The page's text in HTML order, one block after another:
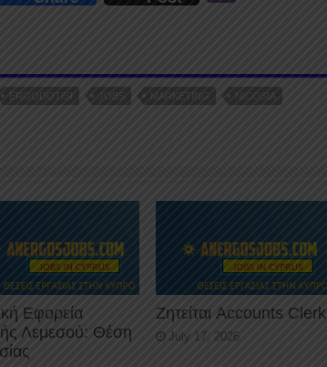
ERGODOTISI JOBS MARKETING
NICOSIA
Εφορεία
Λεμεσού: Θέση
Ζητείται Accounts Clerk
July 17, 2026